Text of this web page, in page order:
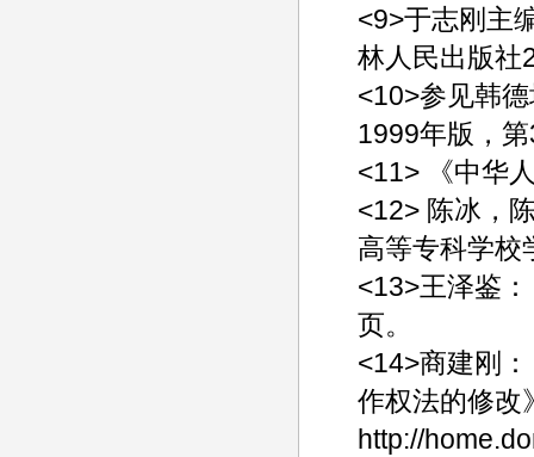
<9>于志刚主
林人民出版社
<10>参见韩
1999年版，
<11> 《中华
<12> 陈冰，
高等专科学校
<13>王泽鉴
页。
<14>商建刚
作权法的修改
http://